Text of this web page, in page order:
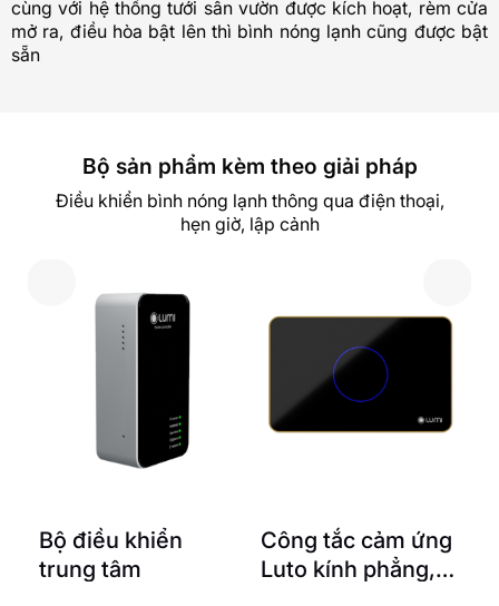
cùng với hệ thống tưới sân vườn được kích hoạt, rèm cửa
mở ra, điều hòa bật lên thì bình nóng lạnh cũng được bật
sẵn
Bộ sản phẩm kèm theo giải pháp
Điều khiển bình nóng lạnh thông qua điện thoại,
hẹn giờ, lập cảnh
Bộ điều khiển
trung tâm
Công tắc cảm ứng
Luto kính phẳng,